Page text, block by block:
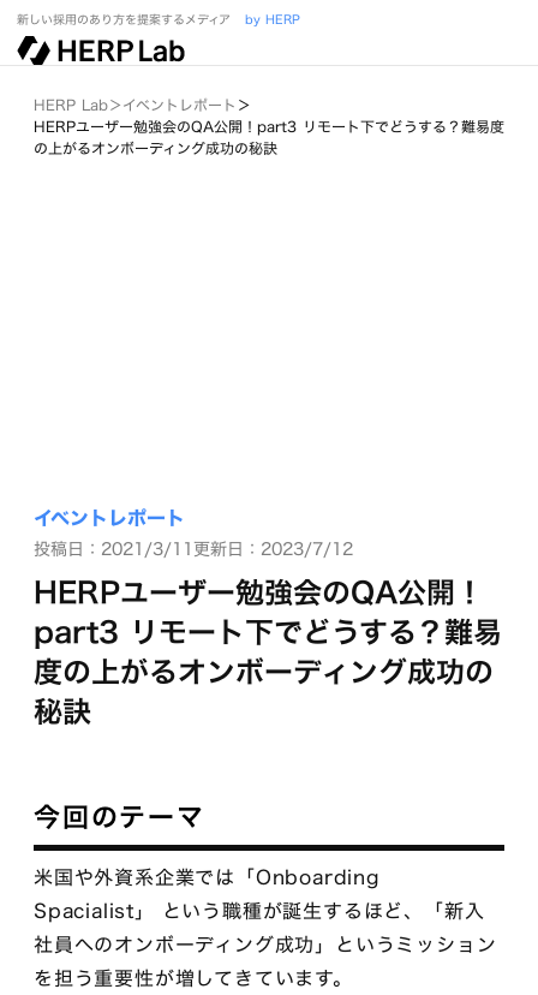
新しい採用のあり方を提案するメディア by HERP
HERP Lab＞イベントレポート ＞
HERPユーザー勉強会のQA公開！part3 リモート下でどうする？難易度
の上がるオンボーディング成功の秘訣
イベントレポート
投稿日：2021/3/11更新日：2023/7/12
HERPユーザー勉強会のQA公開！
part3 リモート下でどうする？難易
度の上がるオンボーディング成功の
秘訣
今回のテーマ
米国や外資系企業では「Onboarding
Spacialist」 という職種が誕生するほど、「新入
社員へのオンボーディング成功」というミッション
を担う重要性が増してきています。